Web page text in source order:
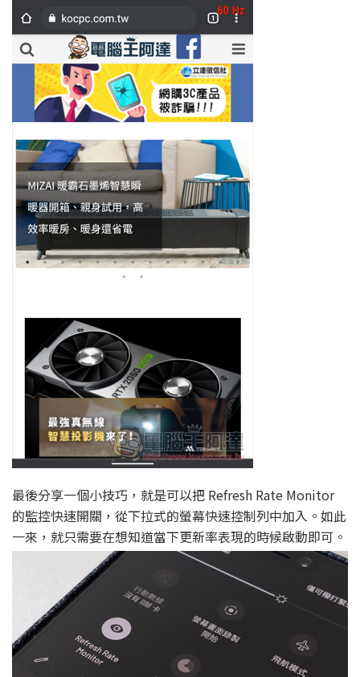
最後分享一個小技巧，就是可以把 Refresh Rate Monitor
的監控快速開關，從下拉式的螢幕快速控制列中加入。如此
一來，就只需要在想知道當下更新率表現的時候啟動即可。